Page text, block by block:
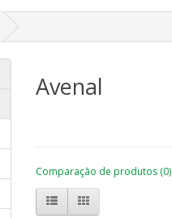
Avenal
Comparação de produtos (0)